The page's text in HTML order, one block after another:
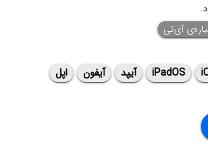
‌آی‌تی
iPadOS آیپد آیفون اپل